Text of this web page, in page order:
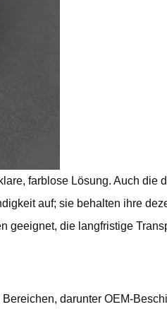
farblose Lösung. Auch die
auf; sie behalten ihre
geeignet, die langfristige
darunter OEM-